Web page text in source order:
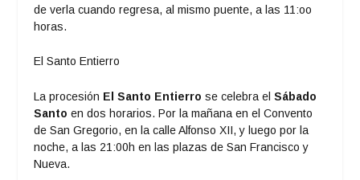
de verla cuando regresa, al mismo puente, a las 11:oo
horas.
El Santo Entierro
La procesión El Santo Entierro se celebra elSábado
Santo en dos horarios. Por la mañana en el Convento
de San Gregorio, en la calle Alfonso XII, y luego por la
noche, a las 21:00h en las plazas de San Francisco y
Nueva.